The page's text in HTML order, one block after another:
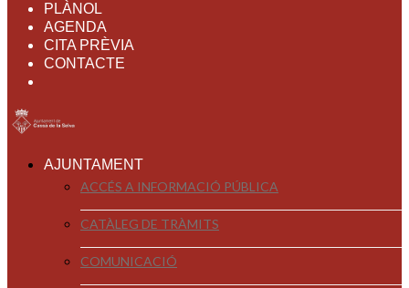
PLÀNOL
AGENDA
CITA PRÈVIA
CONTACTE
AJUNTAMENT
ACCÉS A INFORMACIÓ PÚBLICA
CATÀLEG DE TRÀMITS
COMUNICACIÓ